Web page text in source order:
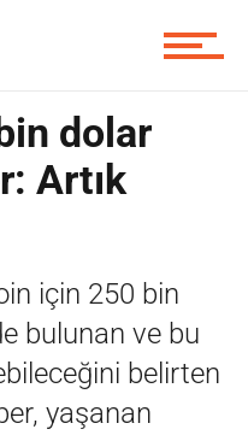
dolar
Artık
için 250 bin
bulunan ve bu
belirten
yaşanan